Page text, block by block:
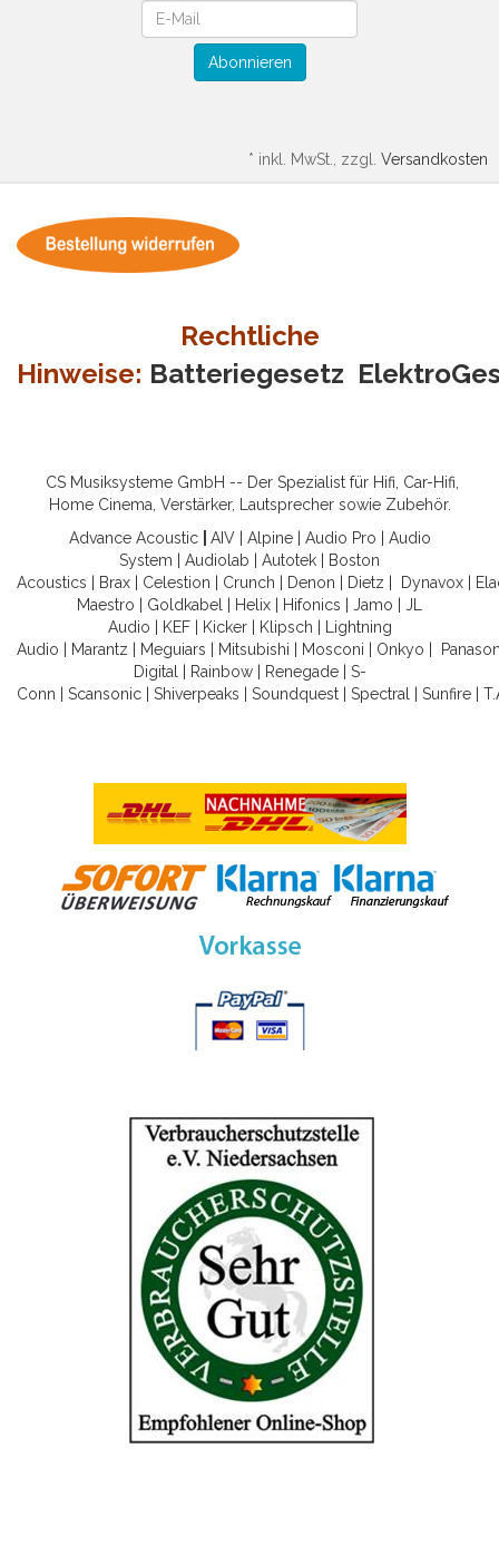
Abonnieren
* inkl. MwSt., zzgl. Versandkosten
Rechtliche
Hinweise: Batteriegesetz
CS Musiksysteme GmbH -- Der Spezialist für Hifi, Car-Hifi,
Home Cinema, Verstärker, Lautsprecher sowie Zubehör.
Advance Acoustic
AIV| Alpine| Audio Pro | Audio
System | Audiolab | Autotek | Boston
Acoustics | Brax | Celestion | Crunch | Denon | Dietz | Dynavox |
Maestro | Goldkabel | Helix | Hifonics | Jamo | JL
Audio | KEF| Kicker| Klipsch | Lightning
Audio | Marantz | Meguiars | Mitsubishi | Mosconi | Onkyo |
Digital | Rainbow| Renegade| S-
Conn | Scansonic | Shiverpeaks | Soundquest | Spectral | Sunfire |